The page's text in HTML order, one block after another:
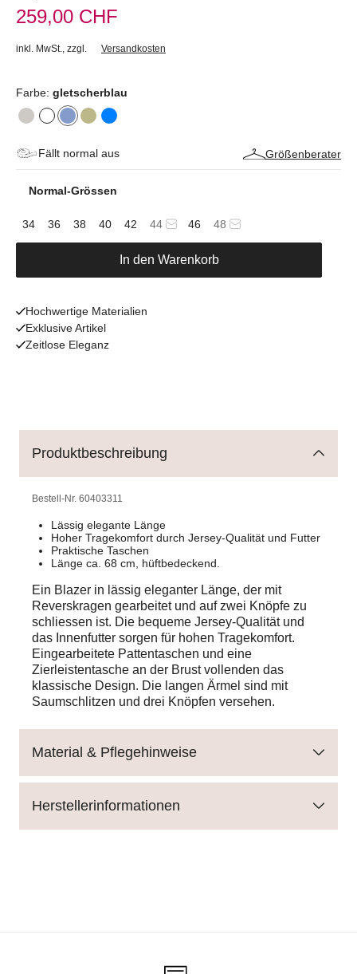
259,00 CHF
inkl. MwSt. zzgl. Versandkosten
Farbe: gletscherblau
Fällt normal aus Größenberater
Normal-Grössen
34 36 38 40 42 44 46 48
In den Warenkorb
Hochwertige Materialien
Exklusive Artikel
Zeitlose Eleganz
Produktbeschreibung
Bestell-Nr. 60403311
Lässig elegante Länge
Hoher Tragekomfort durch Jersey-Qualität und Futter
Praktische Taschen
Länge ca. 68 cm, hüftbedeckend.
Ein Blazer in lässig eleganter Länge, der mit
Reverskragen gearbeitet und auf zwei Knöpfe zu
schliessen ist. Die bequeme Jersey-Qualität und
das Innenfutter sorgen für hohen Tragekomfort.
Eingearbeitete Pattentaschen und eine
Zierleistentasche an der Brust vollenden das
klassische Design. Die langen Ärmel sind mit
Saumschlitzen und drei Knöpfen versehen.
Material & Pflegehinweise
Herstellerinformationen